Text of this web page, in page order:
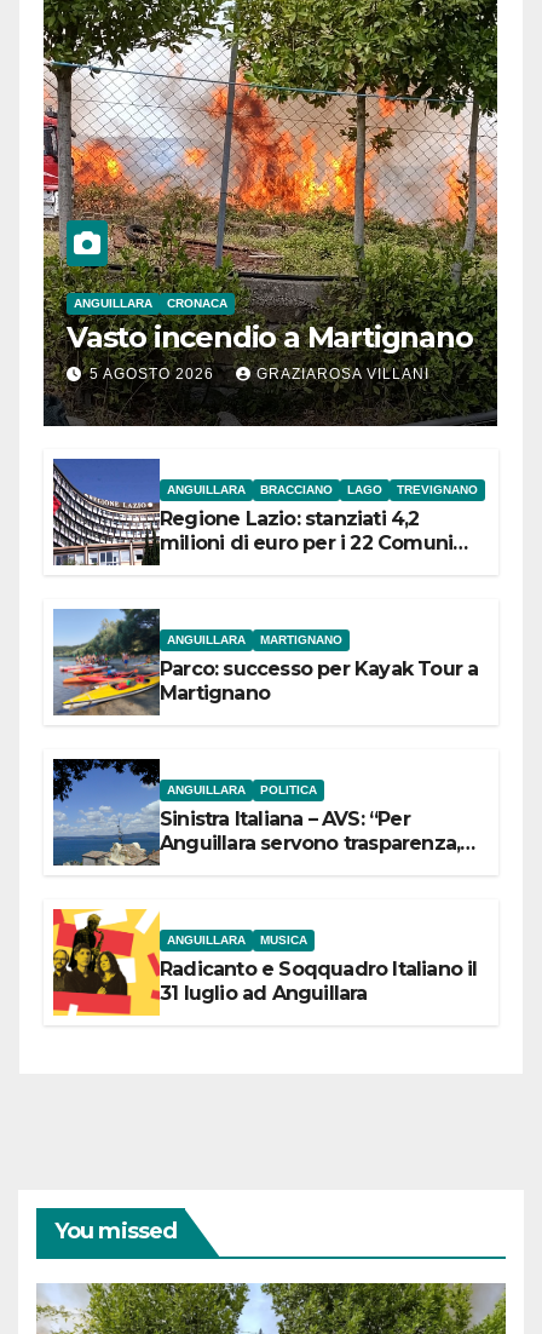
ANGUILLARA CRONACA
Vasto incendio a Martignano
5 AGOSTO 2026 GRAZIAROSA VILLANI
ANGUILLARA BRACCIANO LAGO TREVIGNANO
Regione Lazio: stanziati 4,2
milioni di euro per i 22 Comuni
ANGUILLARA MARTIGNANO
Parco: successo per Kayak Tour a
Martignano
ANGUILLARA POLITICA
Sinistra Italiana – AVS: “Per
Anguillara servono trasparenza,
ANGUILLARA MUSICA
Radicanto e Soqquadro Italiano il
31 luglio ad Anguillara
You missed